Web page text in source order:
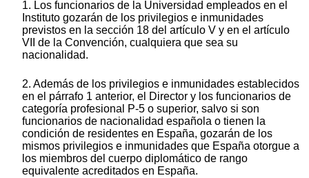
1. Los funcionarios de la Universidad empleados en el
Instituto gozarán de los privilegios e inmunidades
previstos en la sección 18 del artículo V y en el artículo
VII de la Convención, cualquiera que sea su
nacionalidad.
2. Además de los privilegios e inmunidades establecidos
en el párrafo 1 anterior, el Director y los funcionarios de
categoría profesional P-5 o superior, salvo si son
funcionarios de nacionalidad española o tienen la
condición de residentes en España, gozarán de los
mismos privilegios e inmunidades que España otorgue a
los miembros del cuerpo diplomático de rango
equivalente acreditados en España.